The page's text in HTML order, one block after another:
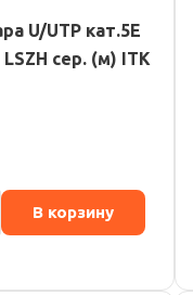
U/UTP кат.5E
сер. (м) ITK
В корзину